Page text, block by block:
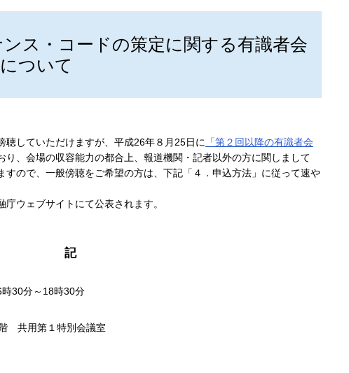
ンス・コードの策定に関する有識者会
ついて
聴していただけますが、平成26年８月25日に
「第２回以降の有識者会
り、会場の収容能力の都合上、報道機関・記者以外の方に関しまして
すので、一般傍聴をご希望の方は、下記「４．申込方法」に従って速や
ウェブサイトにて公表されます。
記
30分～18時30分
共用第１特別会議室